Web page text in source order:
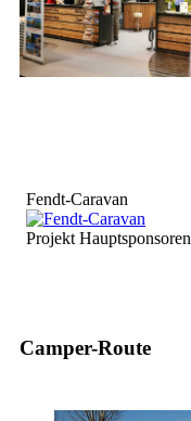
Fendt-Caravan
Projekt Hauptsponsoren
Camper-Route